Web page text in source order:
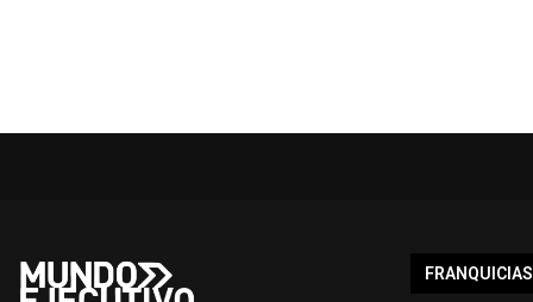
FRANQUICIAS